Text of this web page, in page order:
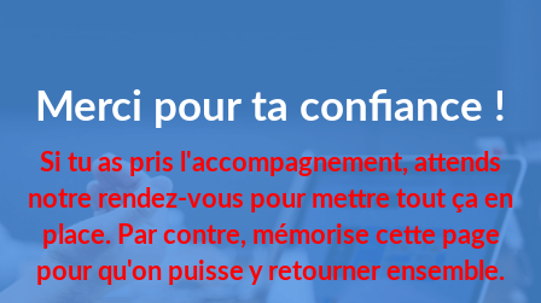
Merci pour ta confiance !
Si tu as pris l'accompagnement, attends
notre rendez-vous pour mettre tout ça en
place. Par contre, mémorise cette page
pour qu'on puisse y retourner ensemble.